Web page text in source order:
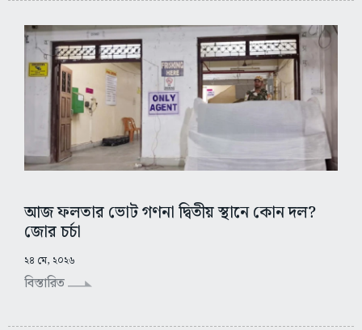
আজ ফলতার ভোট গণনা দ্বিতীয় স্থানে কোন দল?
জোর চর্চা
২৪ মে, ২০২৬
বিস্তারিত